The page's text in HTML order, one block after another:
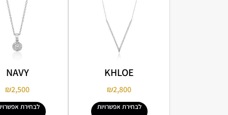
KHLOE
₪2,800
לבחירת אפשרויות
NAVY
₪2,500
לבחירת